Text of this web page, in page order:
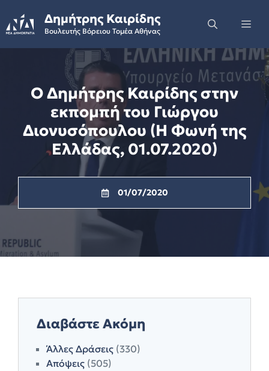
to
content
Δημήτρης Καιρίδης
Βουλευτής Βόρειου Τομέα Αθήνας
Ο Δημήτρης Καιρίδης στην
εκπομπή του Γιώργου
Διονυσόπουλου (Η Φωνή της
Ελλάδας, 01.07.2020)
01/07/2020
Διαβάστε Ακόμη
Άλλες Δράσεις (330)
Απόψεις (505)